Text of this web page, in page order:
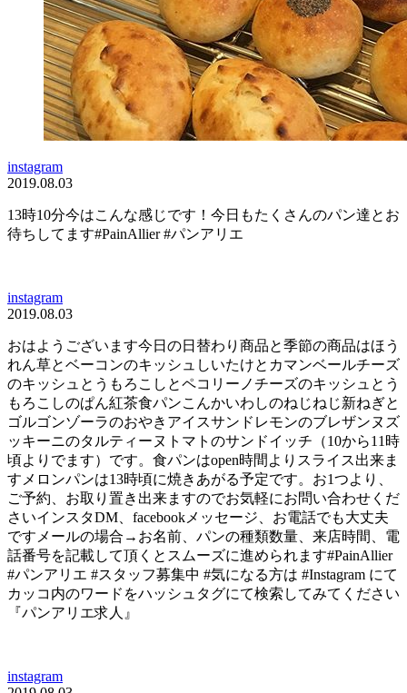
instagram
2019.08.03
13時10分今はこんな感じです！今日もたくさんのパン達とお
待ちしてます#PainAllier #パンアリエ
instagram
2019.08.03
おはようございます今日の日替わり商品と季節の商品はほう
れん草とベーコンのキッシュしいたけとカマンベールチーズ
のキッシュとうもろこしとペコリーノチーズのキッシュとう
もろこしのぱん紅茶食パンこんかいわしのねじねじ新ねぎと
ゴルゴンゾーラのおやきアイスサンドレモンのブレザンヌズ
ッキーニのタルティーヌトマトのサンドイッチ（10から11時
頃よりでます）です。食パンはopen時間よりスライス出来ま
すメロンパンは13時頃に焼きあがる予定です。お1つより、
ご予約、お取り置き出来ますのでお気軽にお問い合わせくだ
さいインスタDM、facebookメッセージ、お電話でも大丈夫
ですメールの場合→お名前、パンの種類数量、来店時間、電
話番号を記載して頂くとスムーズに進められます#PainAllier
#パンアリエ #スタッフ募集中 #気になる方は #Instagram にて
カッコ内のワードをハッシュタグにて検索してみてください
『パンアリエ求人』
instagram